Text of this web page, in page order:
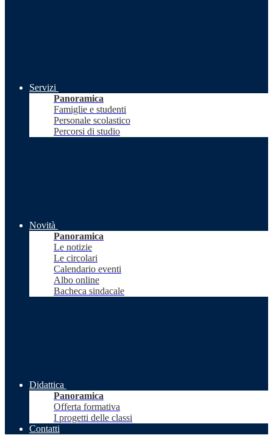
Servizi
Panoramica
Famiglie e studenti
Personale scolastico
Percorsi di studio
Novità
Panoramica
Le notizie
Le circolari
Calendario eventi
Albo online
Bacheca sindacale
Didattica
Panoramica
Offerta formativa
I progetti delle classi
Contatti